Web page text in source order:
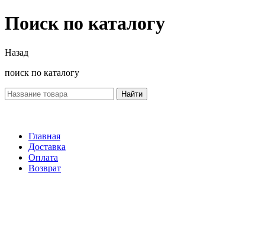
Поиск по каталогу
Назад
поиск по каталогу
Найти
Главная
Доставка
Оплата
Возврат